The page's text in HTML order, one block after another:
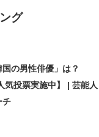
グ
の男性俳優」は？
気投票実施中】 | 芸能人
チ